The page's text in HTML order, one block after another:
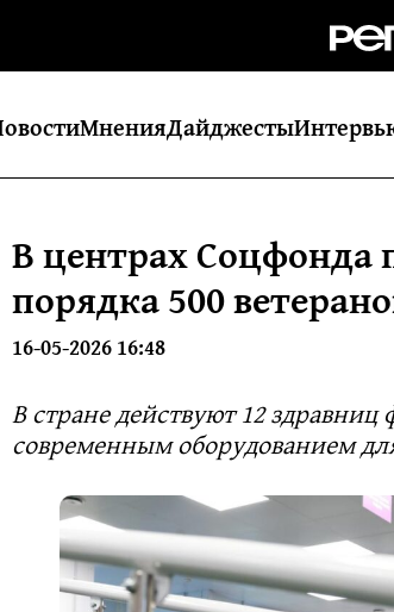
МненияДайджесты
В центрах
порядка 500
16-05-2026 16:48
В стране действуют 12
современным оборудованием